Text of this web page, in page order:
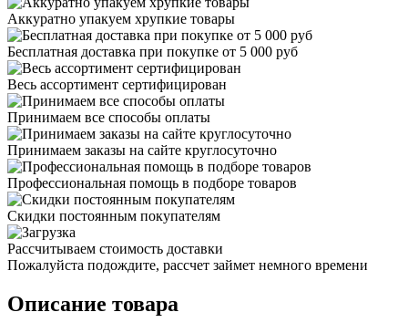
Аккуратно упакуем хрупкие товары
Бесплатная доставка при покупке от 5 000 руб
Весь ассортимент сертифицирован
Принимаем все способы оплаты
Принимаем заказы на сайте круглосуточно
Профессиональная помощь в подборе товаров
Скидки постоянным покупателям
Рассчитываем стоимость доставки
Пожалуйста подождите, рассчет займет немного времени
Описание товара